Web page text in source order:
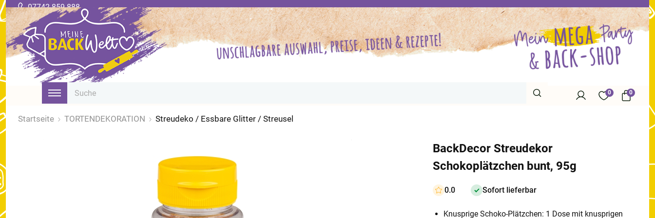
07742 859 888
0 0
Startseite TORTENDEKORATION Streudeko / Essbare Glitter / Streusel
BackDecor Streudekor
Schokoplätzchen bunt, 95g
0.0 Sofort lieferbar
Knusprige Schoko-Plätzchen: 1 Dose mit knusprigen